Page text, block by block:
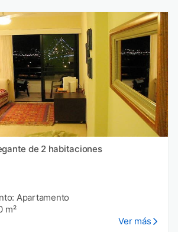
de 2 habitaciones
Apartamento
m²
Ver más